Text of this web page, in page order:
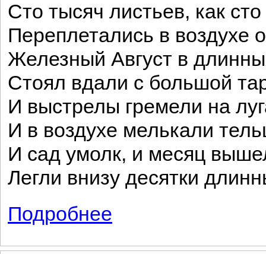
Сто тысяч листьев, как
Переплетались в воздухе
Железный Август в
Стоял вдали с большой
И выстрелы гремели на
И в воздухе мелькали
И сад умолк, и месяц
Легли внизу десятки
Подробнее